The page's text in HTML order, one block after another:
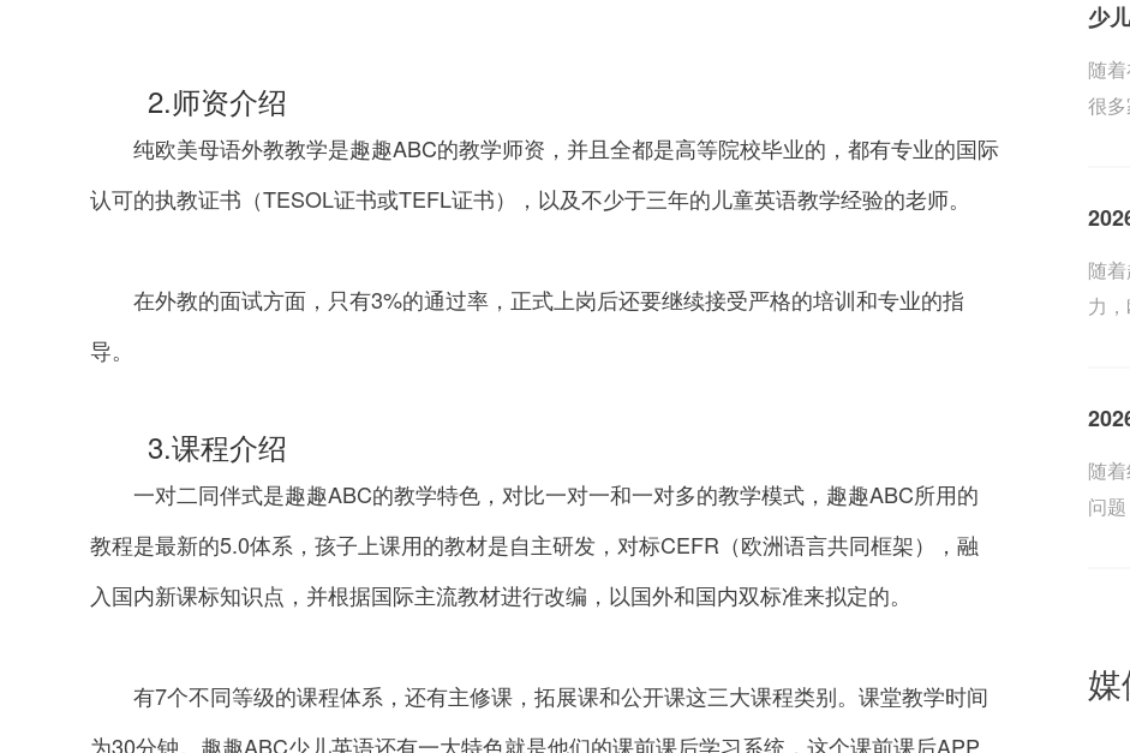
2.师资介绍
纯欧美母语外教教学是趣趣ABC的教学师资，并且全都是高等院校毕业的，都有专业的国际
认可的执教证书（TESOL证书或TEFL证书），以及不少于三年的儿童英语教学经验的老师。
在外教的面试方面，只有3%的通过率，正式上岗后还要继续接受严格的培训和专业的指
导。
3.课程介绍
一对二同伴式是趣趣ABC的教学特色，对比一对一和一对多的教学模式，趣趣ABC所用的
教程是最新的5.0体系，孩子上课用的教材是自主研发，对标CEFR（欧洲语言共同框架），融
入国内新课标知识点，并根据国际主流教材进行改编，以国外和国内双标准来拟定的。
有7个不同等级的课程体系，还有主修课，拓展课和公开课这三大课程类别。课堂教学时间
为30分钟。趣趣ABC少儿英语还有一大特色就是他们的课前课后学习系统，这个课前课后APP
少
随
很
随
力
随
问